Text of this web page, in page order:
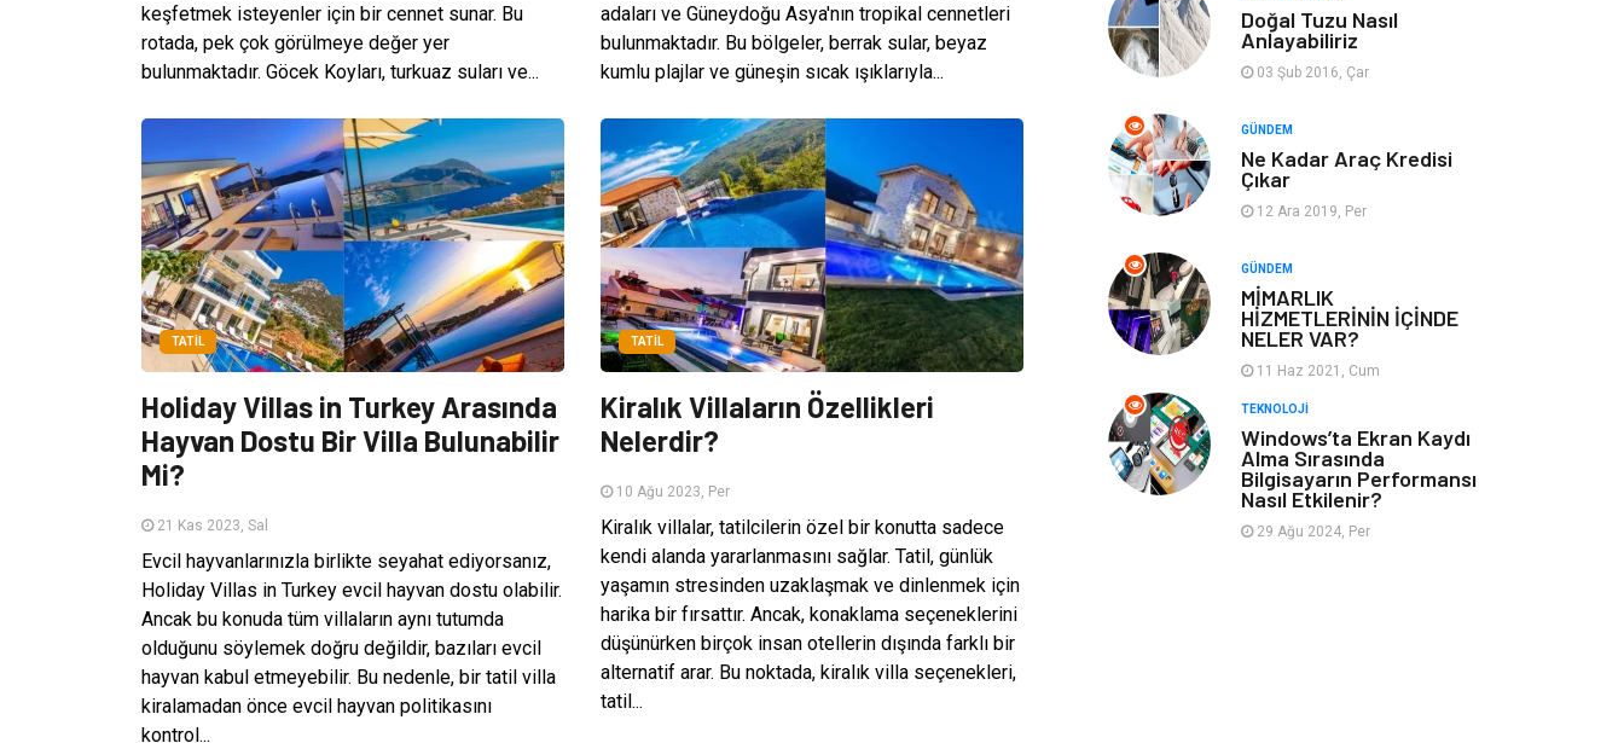
keşfetmek isteyenler için bir cennet sunar. Bu
rotada, pek çok görülmeye değer yer
bulunmaktadır. Göcek Koyları, turkuaz suları ve...
adaları ve Güneydoğu Asya'nın tropikal cennetleri
bulunmaktadır. Bu bölgeler, berrak sular, beyaz
kumlu plajlar ve güneşin sıcak ışıklarıyla...
TATIL
Holiday Villas in Turkey Arasında
Hayvan Dostu Bir Villa Bulunabilir
Mi?
21 Kas 2023, Sal
Evcil hayvanlarınızla birlikte seyahat ediyorsanız,
Holiday Villas in Turkey evcil hayvan dostu olabilir.
Ancak bu konuda tüm villaların aynı tutumda
olduğunu söylemek doğru değildir, bazıları evcil
hayvan kabul etmeyebilir. Bu nedenle, bir tatil villa
kiralamadan önce evcil hayvan politikasını
kontrol...
TATIL
Kiralık Villaların Özellikleri
Nelerdir?
10 Ağu 2023, Per
Kiralık villalar, tatilcilerin özel bir konutta sadece
kendi alanda yararlanmasını sağlar. Tatil, günlük
yaşamın stresinden uzaklaşmak ve dinlenmek için
harika bir fırsattır. Ancak, konaklama seçeneklerini
düşünürken birçok insan otellerin dışında farklı bir
alternatif arar. Bu noktada, kiralık villa seçenekleri,
tatil...
Endüstriyel
Ürünler
Ambalaj
Aksesuar
Nakliyat
Bebek Giyim
Cam Bilişim
Telekomünikasyon
Dernekler ve
Kiralama
Servisleri
Markalar
Doğal Tuzu Nasıl
Anlayabiliriz
03 Şub 2016, Çar
GÜNDEM
Ne Kadar Araç Kredisi
Çıkar
12 Ara 2019, Per
GÜNDEM
MİMARLIK
HİZMETLERİNİN İÇİNDE
NELER VAR?
11 Haz 2021, Cum
TEKNOLOJI
Windows’ta Ekran Kaydı
Alma Sırasında
Bilgisayarın Performansı
Nasıl Etkilenir?
29 Ağu 2024, Per